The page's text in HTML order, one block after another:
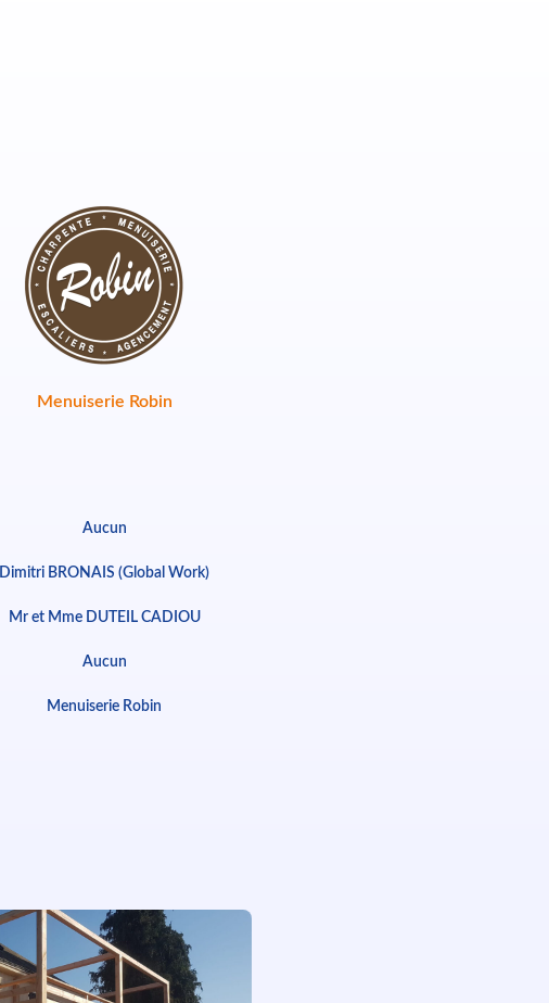
Menuiserie Robin
Aucun
Dimitri BRONAIS (Global Work)
Mr et Mme DUTEIL CADIOU
Aucun
Menuiserie Robin